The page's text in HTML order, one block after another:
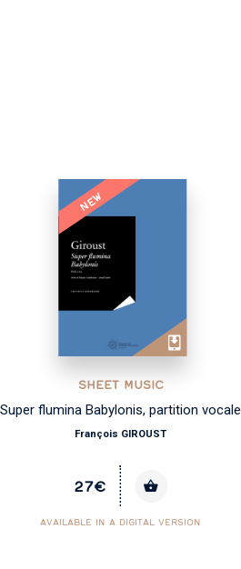
NEW
SHEET MUSIC
Super flumina Babylonis, partition vocale
François GIROUST
27€
AVAILABLE IN A DIGITAL VERSION